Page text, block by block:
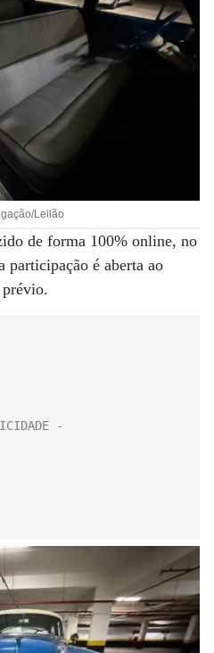
Leilão
de forma 100% online, no
participação é aberta ao